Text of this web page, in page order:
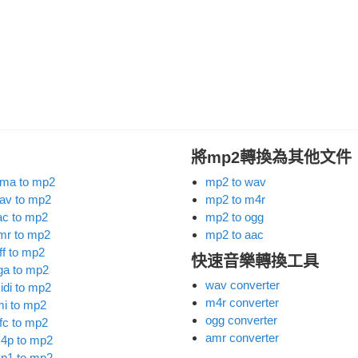
to mp2
to mp2
to mp2
to mp2
to mp2
to mp2
to mp2
to mp2
to mp2
to mp2
將mp2轉換為其他文件
mp2 to wav
mp2 to m4r
mp2 to ogg
mp2 to aac
快速音樂轉換工具
wav converter
m4r converter
ogg converter
amr converter